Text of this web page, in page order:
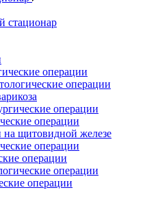
стационар
операции
операции
операции
операции
щитовидной железе
операции
операции
операции
операции